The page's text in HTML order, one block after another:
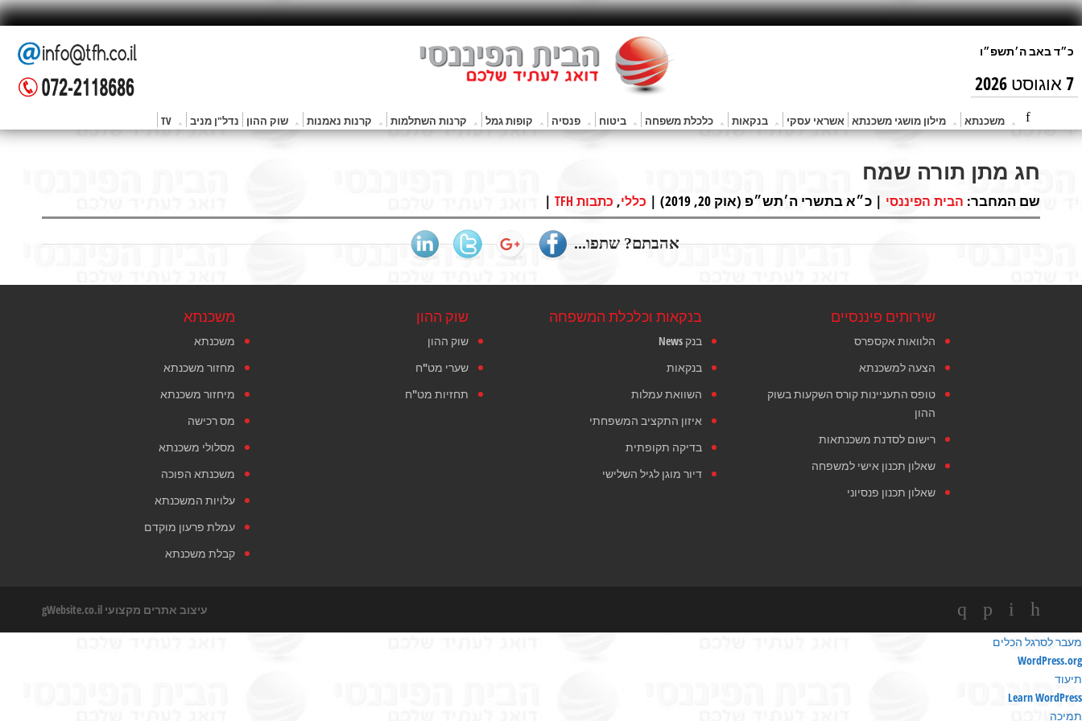
7 אוגוסט 2026
משכנתא מילון מושגי משכנתא אשראי עסקי בנקאות כלכלת משפחה ביטוח פנסיה קופות גמל קרנות השתלמות קרנות נאמנות שוק ההון נדל"ן מניב TV
חג מתן תורה שמח
שם המחבר: הבית הפיננסי | כ״א בתשרי ה׳תש״פ (אוק 20, 2019) | כללי, כתבות TFH |
אהבתם? שתפו...
משכנתא
משכנתא
מחזור משכנתא
מיחזור משכנתא
מס רכישה
מסלולי משכנתא
משכנתא הפוכה
עלויות המשכנתא
עמלת פרעון מוקדם
קבלת משכנתא
שוק ההון
שוק ההון
שערי מט"ח
תחזיות מט"ח
בנקאות וכלכלת המשפחה
בנק News
בנקאות
השוואת עמלות
איזון התקציב המשפחתי
בדיקה תקופתית
דיור מוגן לגיל השלישי
שירותים פיננסיים
הלוואות אקספרס
הצעה למשכנתא
טופס התעניינות קורס השקעות בשוק
ההון
רישום לסדנת משכנתאות
שאלון תכנון אישי למשפחה
שאלון תכנון פנסיוני
עיצוב אתרים מקצועי
מעבר לסרגל הכלים
אודות
וורדפרס
WordPress.org
תיעוד
Learn WordPress
תמיכה